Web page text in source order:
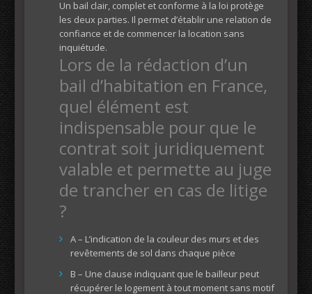
Un bail clair, complet et conforme à la loi protège
les deux parties. Il permet d’établir une relation de
confiance et de commencer la location sans
inquiétude.
Lors de la rédaction d’un
bail d’habitation en France,
quel élément est
indispensable pour que le
contrat soit juridiquement
valable et permette au juge
de trancher en cas de litige
?
A – L’indication de la couleur des murs et des
revêtements de sol dans chaque pièce
B – Une clause indiquant que le bailleur peut
récupérer le logement à tout moment sans motif